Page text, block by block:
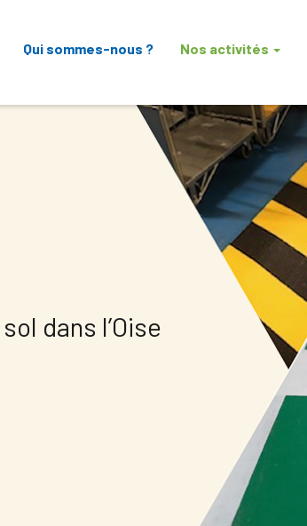
Qui sommes-nous ? Nos activités
dans l’Oise